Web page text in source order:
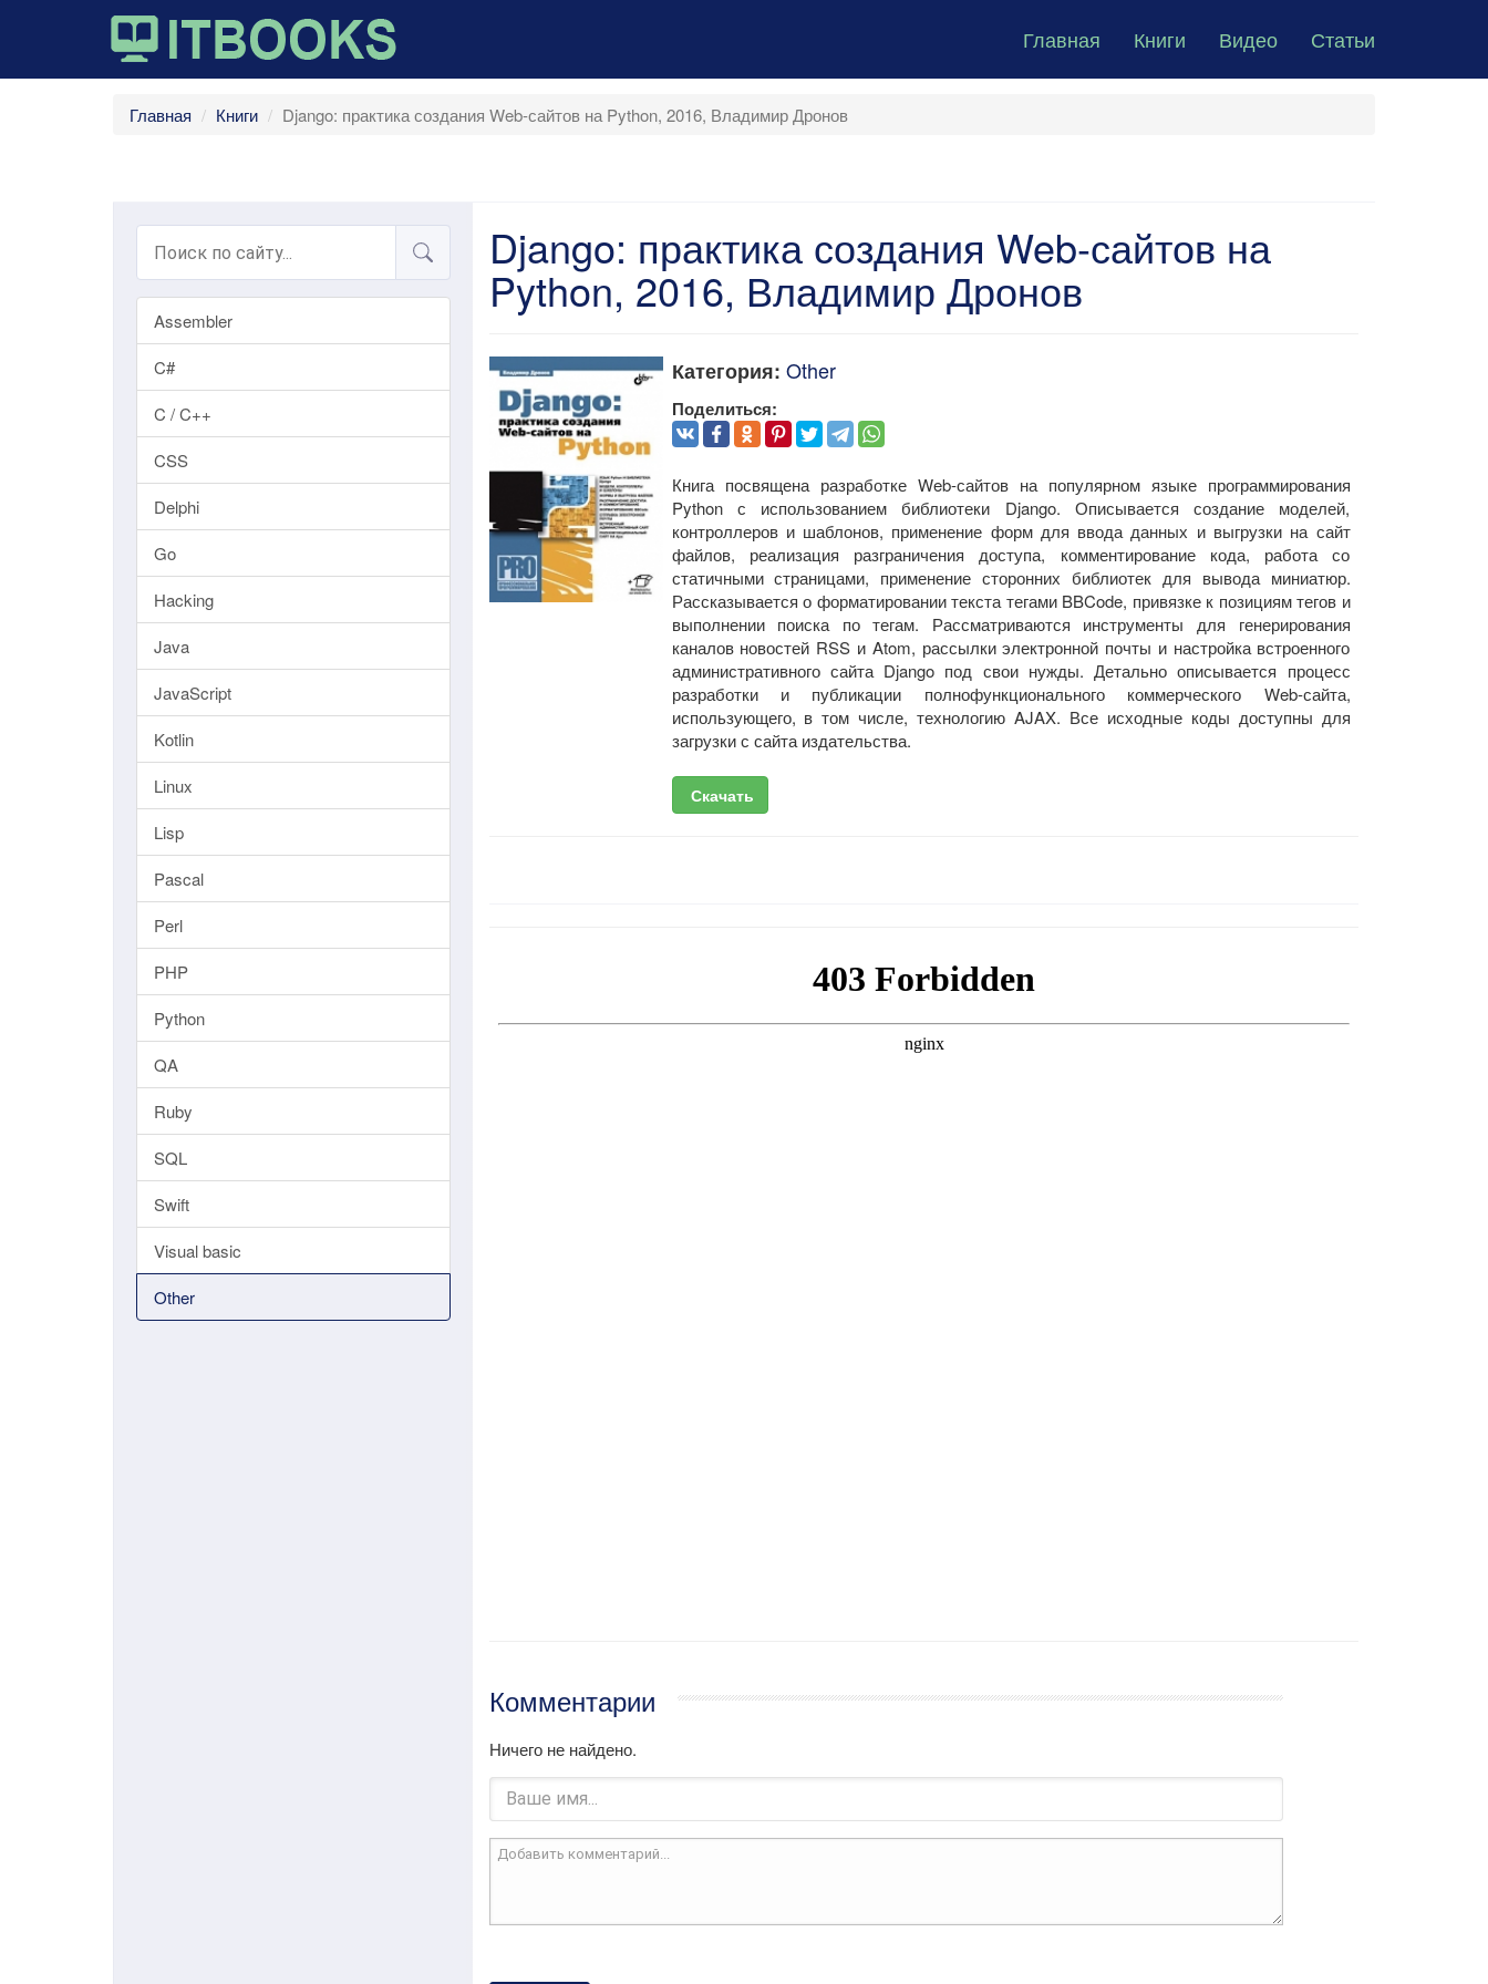
Главная Книги Видео Статьи
Главная Книги Django: практика создания Web-сайтов на Python, 2016, Владимир Дронов
Assembler
C#
C / C++
CSS
Delphi
Go
Hacking
Java
JavaScript
Kotlin
Linux
Lisp
Pascal
Perl
PHP
Python
QA
Ruby
SQL
Swift
Visual basic
Other
Django: практика создания Web-сайтов на
Python, 2016, Владимир Дронов
Категория: Other
Поделиться:
Книга посвящена разработке Web-сайтов на популярном языке программирования
Python с использованием библиотеки Django. Описывается создание моделей,
контроллеров и шаблонов, применение форм для ввода данных и выгрузки на сайт
файлов, реализация разграничения доступа, комментирование кода, работа со
статичными страницами, применение сторонних библиотек для вывода миниатюр.
Рассказывается о форматировании текста тегами BBCode, привязке к позициям тегов и
выполнении поиска по тегам. Рассматриваются инструменты для генерирования
каналов новостей RSS и Atom, рассылки электронной почты и настройка встроенного
административного сайта Django под свои нужды. Детально описывается процесс
разработки и публикации полнофункционального коммерческого Web-сайта,
использующего, в том числе, технологию AJAX. Все исходные коды доступны для
загрузки с сайта издательства.
Скачать
Комментарии
Ничего не найдено.